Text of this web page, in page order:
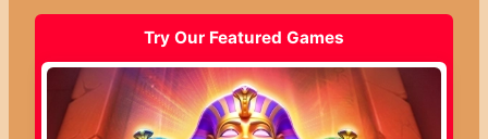
Try Our Featured Games